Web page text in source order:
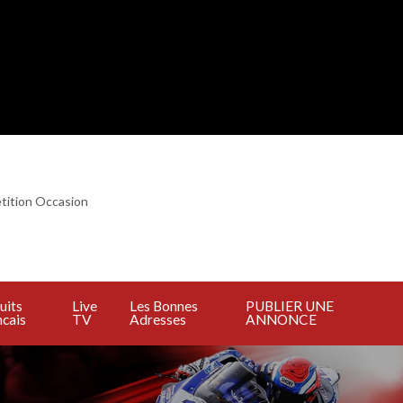
Occasion
Live
TV
Les Bonnes
Adresses
PUBLIER UNE
ANNONCE